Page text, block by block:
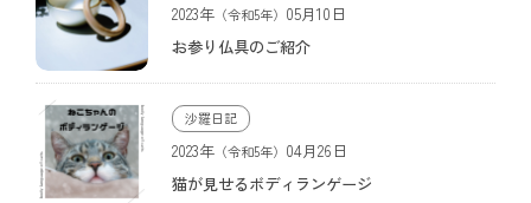
2023年 （令和5年） 05月10日
お参り仏具のご紹介
沙羅日記
2023年 （令和5年） 04月26日
猫が見せるボディランゲージ